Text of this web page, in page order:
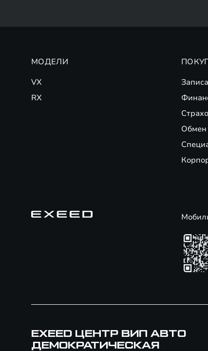
МОДЕЛИ
VX
RX
Обмен
EXEED ЦЕНТР ВИП АВТО
ДЕМОКРАТИЧЕСКАЯ